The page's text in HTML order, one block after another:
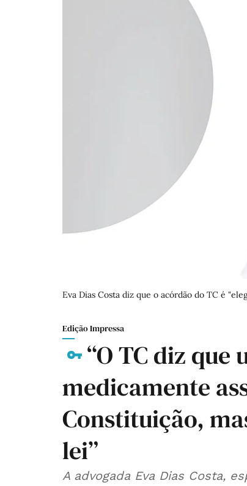
Eva Dias Costa diz que o acórdão do TC é
Edição Impressa
“O TC diz
medicamente
Constituição,
lei”
A advogada Eva Dias Costa,